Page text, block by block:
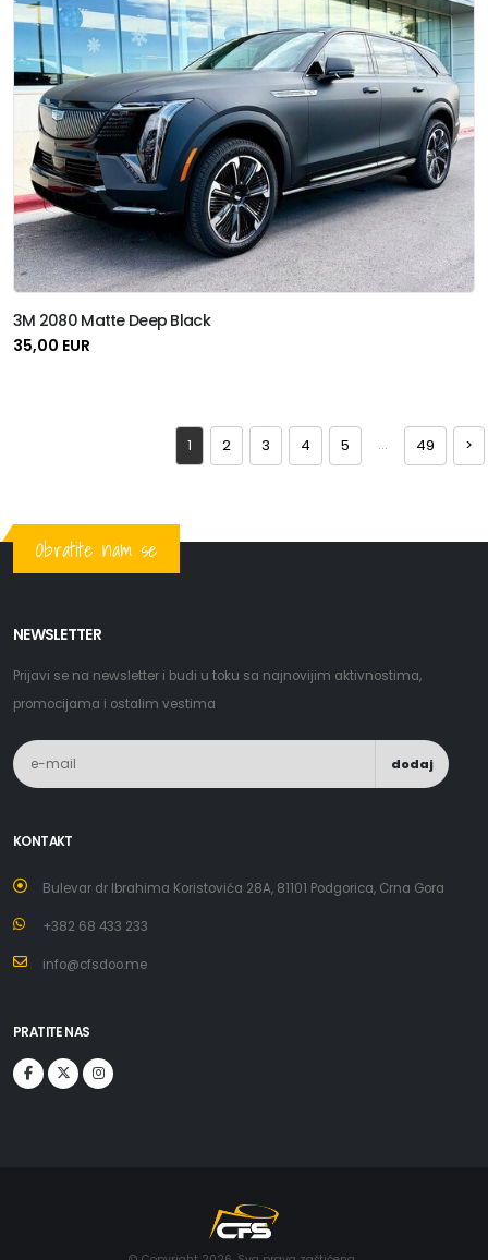
3M 2080 Matte Deep Black
35,00 EUR
1 2 3 4 5 ... 49 >
Obratite nam se
NEWSLETTER
Prijavi se na newsletter i budi u toku sa najnovijim aktivnostima,
promocijama i ostalim vestima
dodaj
KONTAKT
Bulevar dr Ibrahima Koristovića 28A, 81101 Podgorica, Crna Gora
+382 68 433 233
info@cfsdoo.me
PRATITE NAS